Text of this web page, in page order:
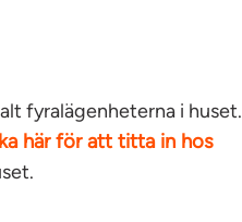
fyralägenheterna i huset.
här för att titta in hos